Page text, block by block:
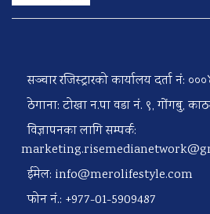
सञ्चार रजिस्ट्रारको कार्यालय दर्ता नं:
ठेगाना: टोखा न.पा वडा नं. ९, गोंगबु,
विज्ञापनका लागि सम्पर्क:
ईमेल: info@merolifestyle.com
फोन नं.: +977-01-5909487